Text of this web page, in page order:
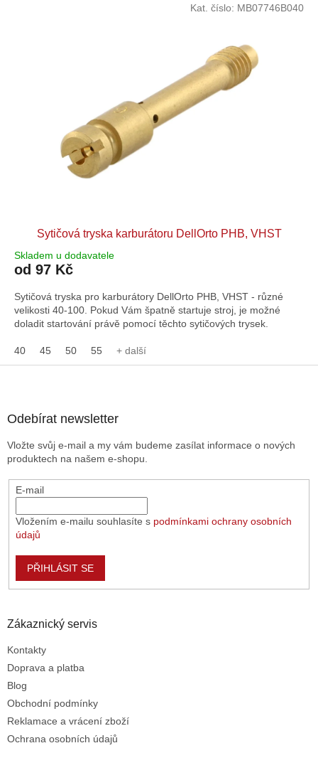
Sytičová tryska karburátoru DellOrto PHB, VHST
Skladem u dodavatele
od 97 Kč
Sytičová tryska pro karburátory DellOrto PHB, VHST - různé
velikosti 40-100. Pokud Vám špatně startuje stroj, je možné
doladit startování právě pomocí těchto sytičových trysek.
40 45 50 55 + další
Kat. číslo: MB07746B040
Odebírat newsletter
Vložte svůj e-mail a my vám budeme zasílat informace o nových
produktech na našem e-shopu.
E-mail
Vložením e-mailu souhlasíte s podmínkami ochrany osobních
údajů
PŘIHLÁSIT SE
Zákaznický servis
Kontakty
Doprava a platba
Blog
Obchodní podmínky
Reklamace a vrácení zboží
Ochrana osobních údajů